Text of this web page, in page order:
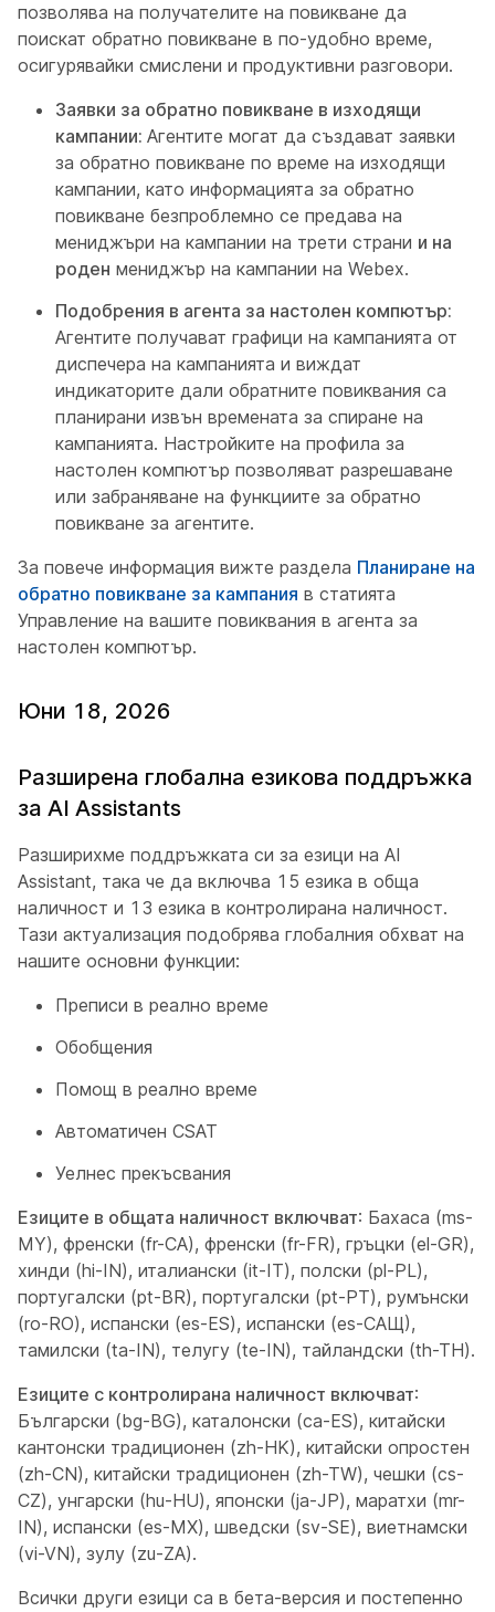
позволява на получателите на повикване да
поискат обратно повикване в по-удобно време,
осигурявайки смислени и продуктивни разговори.
Заявки за обратно повикване в изходящи
кампании: Агентите могат да създават заявки
за обратно повикване по време на изходящи
кампании, като информацията за обратно
повикване безпроблемно се предава на
мениджъри на кампании на трети страни и на
роден мениджър на кампании на Webex.
Подобрения в агента за настолен компютър:
Агентите получават графици на кампанията от
диспечера на кампанията и виждат
индикаторите дали обратните повиквания са
планирани извън времената за спиране на
кампанията. Настройките на профила за
настолен компютър позволяват разрешаване
или забраняване на функциите за обратно
повикване за агентите.
За повече информация вижте раздела Планиране на
обратно повикване за кампания в статията
Управление на вашите повиквания в агента за
настолен компютър.
Юни 18, 2026
Разширена глобална езикова поддръжка
за AI Assistants
Разширихме поддръжката си за езици на AI
Assistant, така че да включва 15 езика в обща
наличност и 13 езика в контролирана наличност.
Тази актуализация подобрява глобалния обхват на
нашите основни функции:
Преписи в реално време
Обобщения
Помощ в реално време
Автоматичен CSAT
Уелнес прекъсвания
Езиците в общата наличност включват: Бахаса (ms-
MY), френски (fr-CA), френски (fr-FR), гръцки (el-GR),
хинди (hi-IN), италиански (it-IT), полски (pl-PL),
португалски (pt-BR), португалски (pt-PT), румънски
(ro-RO), испански (es-ES), испански (es-САЩ),
тамилски (ta-IN), телугу (te-IN), тайландски (th-TH).
Езиците с контролирана наличност включват:
Български (bg-BG), каталонски (ca-ES), китайски
кантонски традиционен (zh-HK), китайски опростен
(zh-CN), китайски традиционен (zh-TW), чешки (cs-
CZ), унгарски (hu-HU), японски (ja-JP), маратхи (mr-
IN), испански (es-MX), шведски (sv-SE), виетнамски
(vi-VN), зулу (zu-ZA).
Всички други езици са в бета-версия и постепенно